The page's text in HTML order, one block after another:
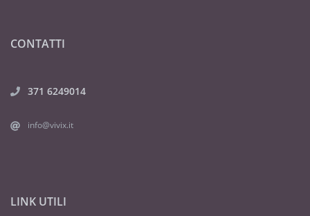
CONTATTI
371 6249014
info@vivix.it
LINK UTILI